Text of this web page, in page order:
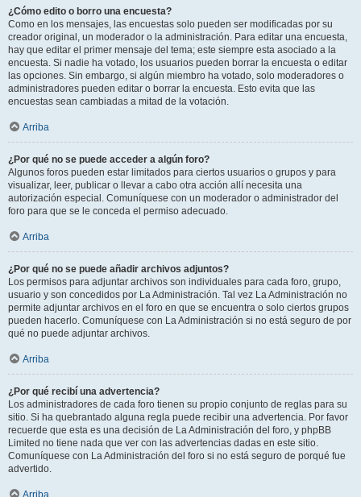
¿Cómo edito o borro una encuesta?
Como en los mensajes, las encuestas solo pueden ser modificadas por su
creador original, un moderador o la administración. Para editar una encuesta,
hay que editar el primer mensaje del tema; este siempre esta asociado a la
encuesta. Si nadie ha votado, los usuarios pueden borrar la encuesta o editar
las opciones. Sin embargo, si algún miembro ha votado, solo moderadores o
administradores pueden editar o borrar la encuesta. Esto evita que las
encuestas sean cambiadas a mitad de la votación.
Arriba
¿Por qué no se puede acceder a algún foro?
Algunos foros pueden estar limitados para ciertos usuarios o grupos y para
visualizar, leer, publicar o llevar a cabo otra acción allí necesita una
autorización especial. Comuníquese con un moderador o administrador del
foro para que se le conceda el permiso adecuado.
Arriba
¿Por qué no se puede añadir archivos adjuntos?
Los permisos para adjuntar archivos son individuales para cada foro, grupo,
usuario y son concedidos por La Administración. Tal vez La Administración no
permite adjuntar archivos en el foro en que se encuentra o solo ciertos grupos
pueden hacerlo. Comuníquese con La Administración si no está seguro de por
qué no puede adjuntar archivos.
Arriba
¿Por qué recibí una advertencia?
Los administradores de cada foro tienen su propio conjunto de reglas para su
sitio. Si ha quebrantado alguna regla puede recibir una advertencia. Por favor
recuerde que esta es una decisión de La Administración del foro, y phpBB
Limited no tiene nada que ver con las advertencias dadas en este sitio.
Comuníquese con La Administración del foro si no está seguro de porqué fue
advertido.
Arriba